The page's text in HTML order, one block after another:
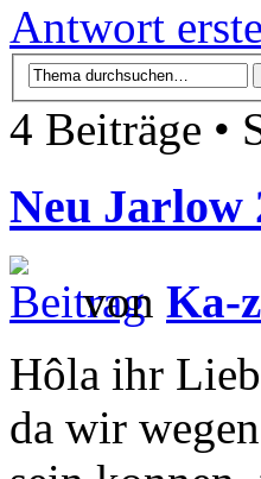
Antwort
4 Beiträge •
Neu Jarlow
von Ka-
Hôla ihr
da wir